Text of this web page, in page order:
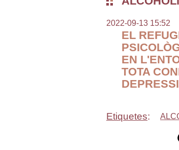
2022-09-13 15:52
EL
EN
TOTA
Etiquetes: